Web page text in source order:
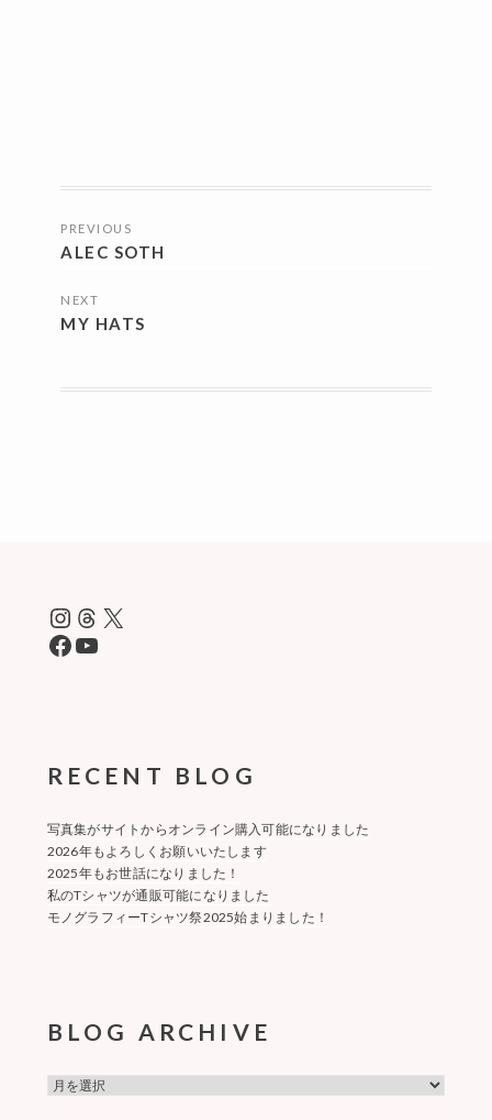
稿
ビ
ー
PREVIOUS
ALEC SOTH
NEXT
MY HATS
Instagram
Threads
X
Facebook
YouTube
RECENT BLOG
写真集がサイトからオンライン購入可能になりました
2026年もよろしくお願いいたします
2025年もお世話になりました！
私のTシャツが通販可能になりました
モノグラフィーTシャツ祭2025始まりました！
BLOG ARCHIVE
BLOG